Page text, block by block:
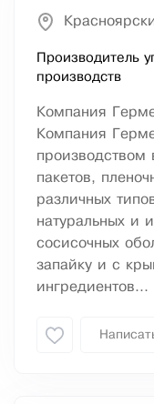
Производитель
производств
Компания
Компания
производством
пакетов,
различных
натуральных и
сосисочных
запайку и с
ингредиентов...